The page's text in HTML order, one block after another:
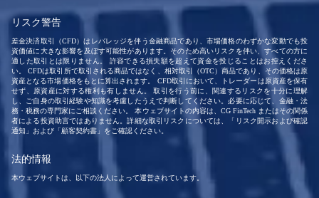
リスク警告
差金決済取引（CFD）はレバレッジを伴う金融商品であり、市場価格のわずかな変動でも投
資価値に大きな影響を及ぼす可能性があります。そのため高いリスクを伴い、すべての方に
適した取引とは限りません。 許容できる損失額を超えて資金を投じることはお控えくださ
い。 CFDは取引所で取引される商品ではなく、相対取引（OTC）商品であり、その価格は原
資産となる市場価格をもとに算出されます。 CFD取引において、トレーダーは原資産を保有
せず、原資産に対する権利も有しません。 取引を行う前に、関連するリスクを十分に理解
し、ご自身の取引経験や知識を考慮したうえで判断してください。必要に応じて、金融・法
務・税務の専門家にご相談ください。 本ウェブサイトの内容は、CG FinTech またはその関係
者による投資助言ではありません。詳細な取引リスクについては、「リスク開示および確認
通知」および「顧客契約書」をご確認ください。
法的情報
本ウェブサイトは、以下の法人によって運営されています。